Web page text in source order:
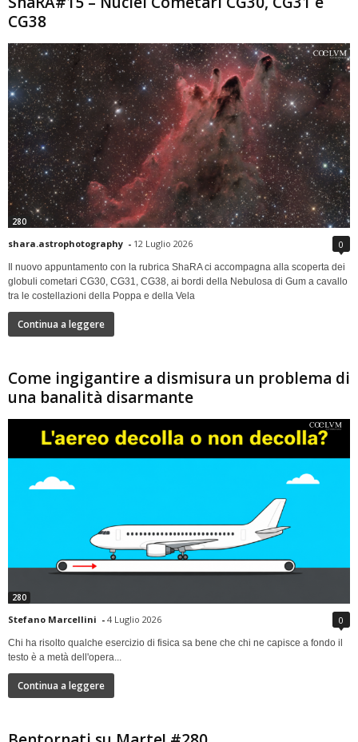
CG38
280
shara.astrophotography - 12 Luglio 2026 0
Il nuovo appuntamento con la rubrica ShaRA ci accompagna alla scoperta dei
globuli cometari CG30, CG31, CG38, ai bordi della Nebulosa di Gum a cavallo
tra le costellazioni della Poppa e della Vela
Continua a leggere
Come ingigantire a dismisura un problema di
una banalità disarmante
280
Stefano Marcellini - 4 Luglio 2026 0
Chi ha risolto qualche esercizio di fisica sa bene che chi ne capisce a fondo il
testo è a metà dell'opera...
Continua a leggere